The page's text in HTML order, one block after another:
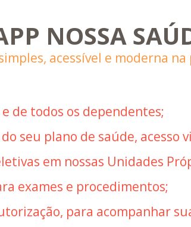
NOSSA
acessível e moderna
de todos os dependentes;
seu plano de saúde, acesso
em nossas Unidades
exames e procedimentos;
para acompanhar